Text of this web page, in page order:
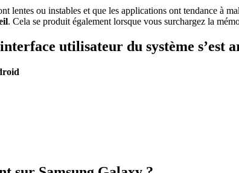
lentes ou instables et que les applications ont tendance à
. Cela se produit également lorsque vous surchargez la
utilisateur du système s’est